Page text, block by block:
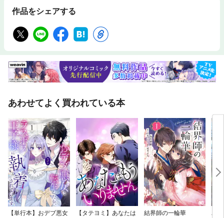
作品をシェアする
あわせてよく買われている本
【単行本】おデブ悪女
【タテヨミ】あなたは
結界師の一輪華
バ